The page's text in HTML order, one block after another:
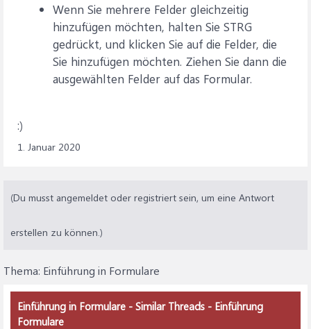
Wenn Sie mehrere Felder gleichzeitig
hinzufügen möchten, halten Sie STRG
gedrückt, und klicken Sie auf die Felder, die
Sie hinzufügen möchten. Ziehen Sie dann die
ausgewählten Felder auf das Formular.
:)
1. Januar 2020
(Du musst angemeldet oder registriert sein, um eine Antwort
erstellen zu können.)
Thema: Einführung in Formulare
Einführung in Formulare - Similar Threads - Einführung
Formulare